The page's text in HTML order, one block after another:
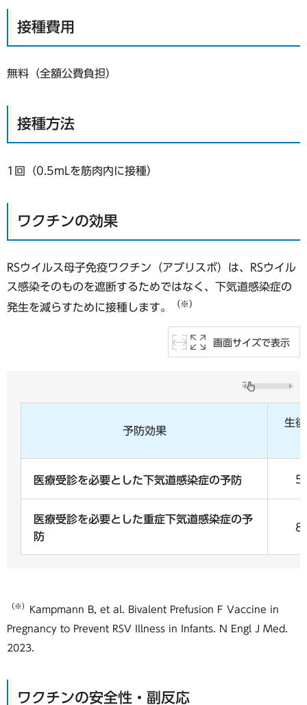
接種費用
無料（全額公費負担）
接種方法
1回（0.5mLを筋肉内に接種）
ワクチンの効果
RSウイルス母子免疫ワクチン（アブリスボ）は、RSウイル
ス感染そのものを遮断するためではなく、下気道感染症の
発生を減らすために接種します。
（※）
画面サイズで表示
予防効果
生
医療受診を必要とした下気道感染症の予防
医療受診を必要とした重症下気道感染症の予
防
（※）
Kampmann B, et al. Bivalent Prefusion F Vaccine in
Pregnancy to Prevent RSV Illness in Infants. N Engl J Med.
2023.
ワクチンの安全性・副反応